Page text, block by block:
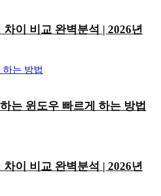
이 비교 완벽분석 | 2026년
는 윈도우 빠르게 하는 방법
이 비교 완벽분석 | 2026년